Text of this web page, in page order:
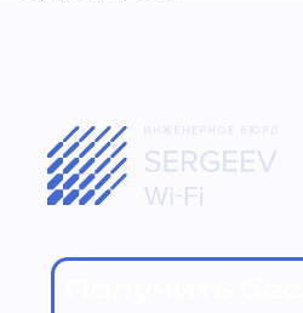
Наши проекты
Контакты & Реквизиты
Бюро & Вакансии
Партнерская программа
Справочная